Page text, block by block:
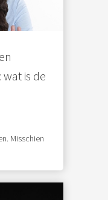
is de
Misschien